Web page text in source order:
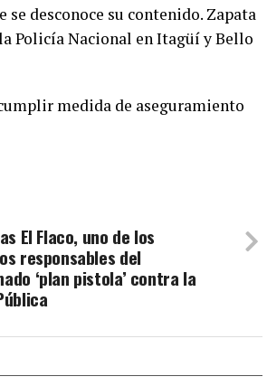
desconoce su contenido. Zapata
Policía Nacional en Itagüí y Bello
medida de aseguramiento
El Flaco, uno de los
responsables del
‘plan pistola’ contra la